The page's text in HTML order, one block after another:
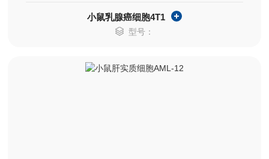
小鼠乳腺癌细胞4T1
型号：